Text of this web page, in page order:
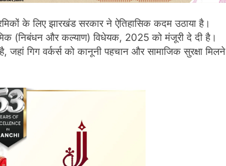
के लिए झारखंड सरकार ने ऐतिहासिक कदम उठाया है।
(निबंधन और कल्याण) विधेयक, 2025 को मंजूरी दे दी है।
गिग वर्कर्स को कानूनी पहचान और सामाजिक सुरक्षा मिलने